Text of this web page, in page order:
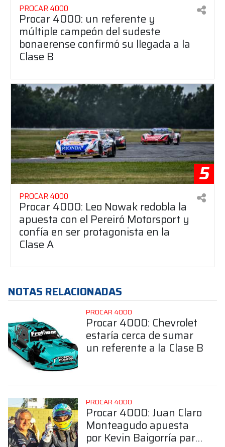
PROCAR 4000
Procar 4000: un referente y
múltiple campeón del sudeste
bonaerense confirmó su llegada a la
Clase B
5
PROCAR 4000
Procar 4000: Leo Nowak redobla la
apuesta con el Pereiró Motorsport y
confía en ser protagonista en la
Clase A
NOTAS RELACIONADAS
PROCAR 4000
Procar 4000: Chevrolet
estaría cerca de sumar
un referente a la Clase B
PROCAR 4000
Procar 4000: Juan Claro
Monteagudo apuesta
por Kevin Baigorría para